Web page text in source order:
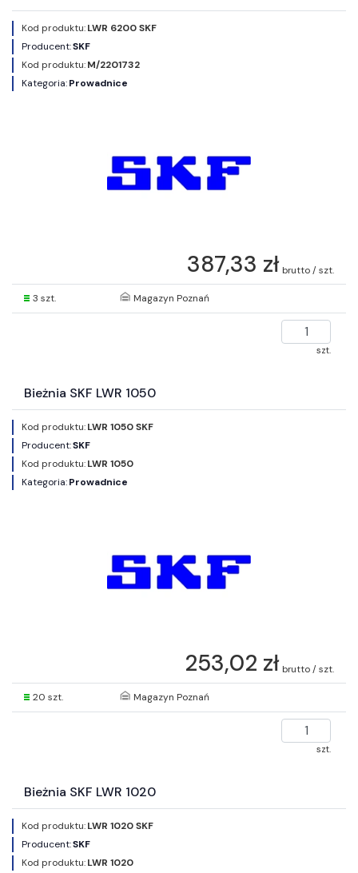
Kod produktu:LWR 6200 SKF
Producent:SKF
Kod produktu:M/2201732
Kategoria:Prowadnice
387,33 zł brutto / szt.
3 szt. Magazyn Poznań
szt.
Bieżnia SKF LWR 1050
Kod produktu:LWR 1050 SKF
Producent:SKF
Kod produktu:LWR 1050
Kategoria:Prowadnice
253,02 zł brutto / szt.
20 szt. Magazyn Poznań
szt.
Bieżnia SKF LWR 1020
Kod produktu:LWR 1020 SKF
Producent:SKF
Kod produktu:LWR 1020